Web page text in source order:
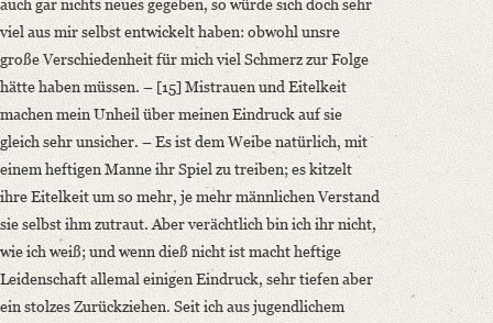
auch gar nichts neues gegeben, so würde sich doch sehr
viel aus mir selbst entwickelt haben: obwohl unsre
große Verschiedenheit für mich viel Schmerz zur Folge
hätte haben müssen. – [15] Mistrauen und Eitelkeit
machen mein Unheil über meinen Eindruck auf sie
gleich sehr unsicher. – Es ist dem Weibe natürlich, mit
einem heftigen Manne ihr Spiel zu treiben; es kitzelt
ihre Eitelkeit um so mehr, je mehr männlichen Verstand
sie selbst ihm zutraut. Aber verächtlich bin ich ihr nicht,
wie ich weiß; und wenn dieß nicht ist macht heftige
Leidenschaft allemal einigen Eindruck, sehr tiefen aber
ein stolzes Zurückziehen. Seit ich aus jugendlichem